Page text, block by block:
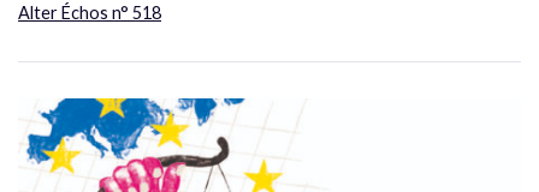
Alter Échos n° 518